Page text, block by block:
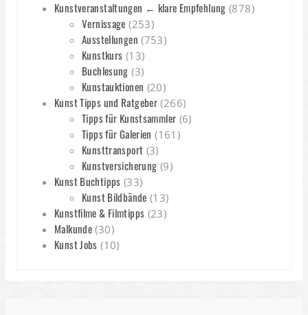
Kunstveranstaltungen ← klare Empfehlung (878)
Vernissage (253)
Ausstellungen (753)
Kunstkurs (13)
Buchlesung (3)
Kunstauktionen (20)
Kunst Tipps und Ratgeber (266)
Tipps für Kunstsammler (6)
Tipps für Galerien (161)
Kunsttransport (3)
Kunstversicherung (9)
Kunst Buchtipps (33)
Kunst Bildbände (13)
Kunstfilme & Filmtipps (23)
Malkunde (30)
Kunst Jobs (10)